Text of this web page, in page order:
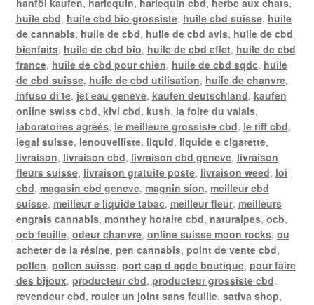
hanföl kaufen, harlequin, harlequin cbd, herbe aux chats,
huile cbd, huile cbd bio grossiste, huile cbd suisse, huile
de cannabis, huile de cbd, huile de cbd avis, huile de cbd
bienfaits, huile de cbd bio, huile de cbd effet, huile de cbd
france, huile de cbd pour chien, huile de cbd sqdc, huile
de cbd suisse, huile de cbd utilisation, huile de chanvre,
infuso di te, jet eau geneve, kaufen deutschland, kaufen
online swiss cbd, kivi cbd, kush, la foire du valais,
laboratoires agréés, le meilleure grossiste cbd, le riff cbd,
legal suisse, lenouvelliste, liquid, liquide e cigarette,
livraison, livraison cbd, livraison cbd geneve, livraison
fleurs suisse, livraison gratuite poste, livraison weed, loi
cbd, magasin cbd geneve, magnin sion, meilleur cbd
suisse, meilleur e liquide tabac, meilleur fleur, meilleurs
engrais cannabis, monthey horaire cbd, naturalpes, ocb,
ocb feuille, odeur chanvre, online suisse moon rocks, ou
acheter de la résine, pen cannabis, point de vente cbd,
pollen, pollen suisse, port cap d agde boutique, pour faire
des bijoux, producteur cbd, producteur grossiste cbd,
revendeur cbd, rouler un joint sans feuille, sativa shop,